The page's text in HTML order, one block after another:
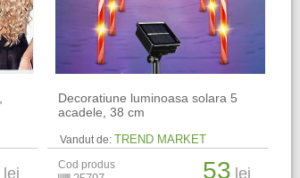
lei
Decoratiune luminoasa solara 5
acadele, 38 cm
Vandut de: TREND MARKET
Cod produs 53 lei